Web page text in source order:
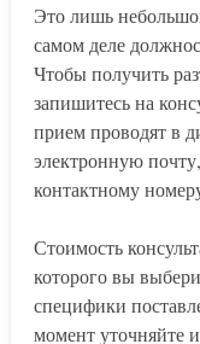
Это лишь
самом деле
Чтобы получить
запишитесь на
прием проводят в
электронную
контактному
Стоимость
которого вы
специфики
момент уточняйте